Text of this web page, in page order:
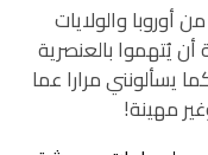
أوروبا والولايات
يُتهموا بالعنصرية
يسألونني مرارا عما
مهينة!